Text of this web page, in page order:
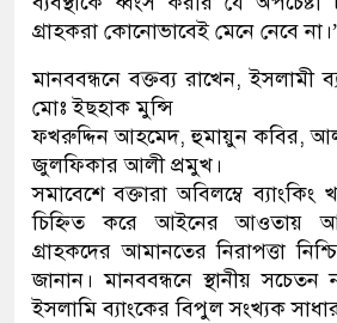
গ্রাহকরা কোনোভাবেই মেনে নেবে
​মানববন্ধনে বক্তব্য রাখেন, ইসলামী
মোঃ ইছহাক মুন্সি
​ফখরুদ্দিন আহমেদ,​ হুমায়ুন কবির,
​জুলফিকার আলী প্রমুখ।
​সমাবেশে বক্তারা অবিলম্বে ব্যাংকিং
চিহ্নিত করে আইনের আওতায়
গ্রাহকদের আমানতের নিরাপত্তা
জানান। মানববন্ধনে স্থানীয়
ইসলামি ব্যাংকের বিপুল সংখ্যক